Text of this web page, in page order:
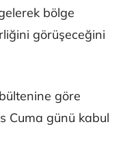
bölge
görüşeceğini
bültenine göre
Cuma günü kabul